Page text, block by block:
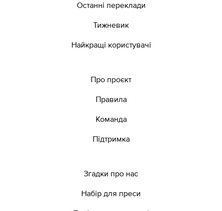
Останні переклади
Тижневик
Найкращі користувачі
Про проєкт
Правила
Команда
Підтримка
Згадки про нас
Набір для преси